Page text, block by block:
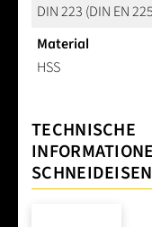
DIN 223 (DIN EN
Material
HSS
TECHNISCHE
SCHNEIDEISEN